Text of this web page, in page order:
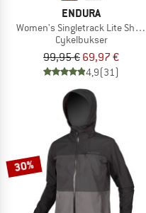
ENDURA
Women's Singletrack Lite Shorts
Cykelbukser
99,95 € 69,97 €
4,9(31)
30%